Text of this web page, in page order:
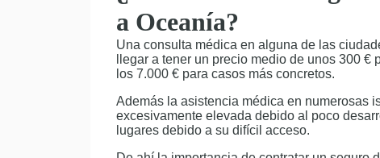
a Oceanía?
Una consulta médica en alguna de las
llegar a tener un precio medio de unos 300
los 7.000 € para casos más concretos.
Además la asistencia médica en numerosas
excesivamente elevada debido al poco
lugares debido a su difícil acceso.